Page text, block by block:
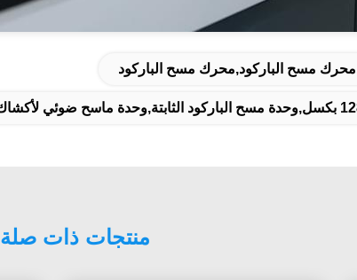
منتجات ذات صلة